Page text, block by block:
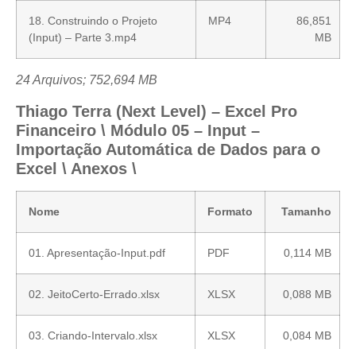
18. Construindo o Projeto
(Input) – Parte 3.mp4
MP4
86,851
MB
24 Arquivos; 752,694 MB
Thiago Terra (Next Level) – Excel Pro
Financeiro \ Módulo 05 – Input –
Importação Automática de Dados para o
Excel \ Anexos \
Nome Formato Tamanho
01. Apresentação-Input.pdf PDF 0,114 MB
02. JeitoCerto-Errado.xlsx XLSX 0,088 MB
03. Criando-Intervalo.xlsx XLSX 0,084 MB